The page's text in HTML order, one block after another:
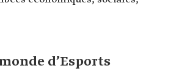
d’Esports